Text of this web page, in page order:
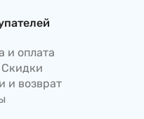
и оплата
и возврат